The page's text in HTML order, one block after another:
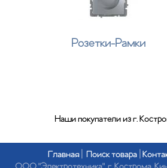
Розетки-Рамки
Наши покупатели из г.
Главная| Поиск товара